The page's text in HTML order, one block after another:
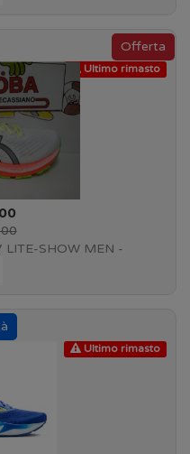
Ultimo rimasto
LITE-SHOW MEN -
- 1011A885-100
Ultimo rimasto